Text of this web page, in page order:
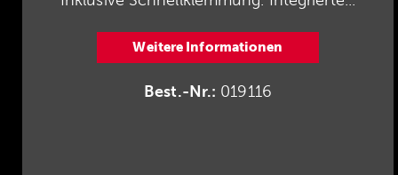
Weitere Informationen
Best.-Nr.: 019116